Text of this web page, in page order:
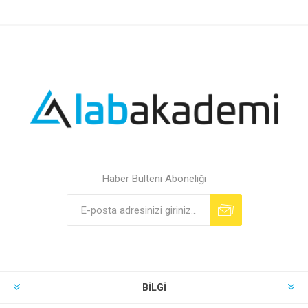
Haber Bülteni Aboneliği
BILGI